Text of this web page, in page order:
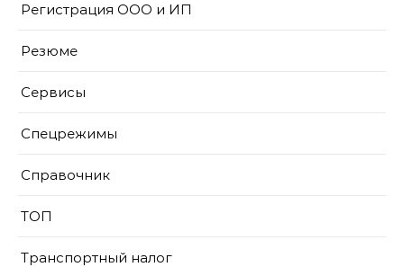
Регистрация ООО и ИП
Резюме
Сервисы
Спецрежимы
Справочник
ТОП
Транспортный налог